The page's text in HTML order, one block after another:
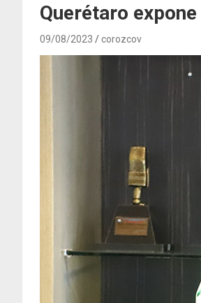
Querétaro
09/08/2023 corozcov